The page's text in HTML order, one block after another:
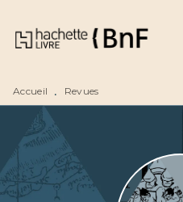
MENU RECHERCHE
Accueil • Revues